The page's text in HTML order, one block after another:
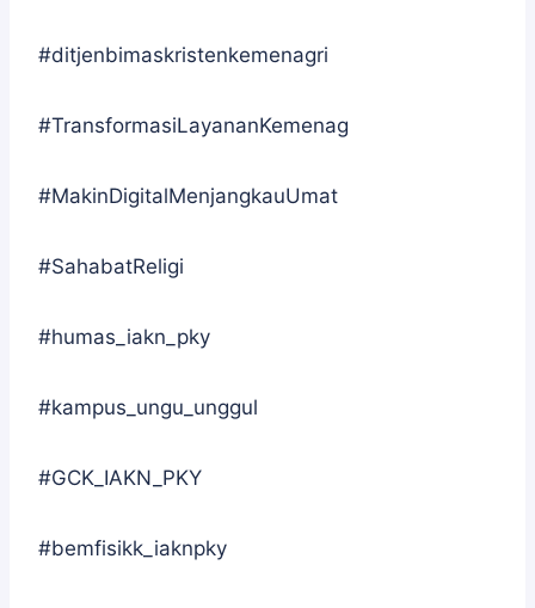
#ditjenbimaskristenkemenagri
#TransformasiLayananKemenag
#MakinDigitalMenjangkauUmat
#SahabatReligi
#humas_iakn_pky
#kampus_ungu_unggul
#GCK_IAKN_PKY
#bemfisikk_iaknpky